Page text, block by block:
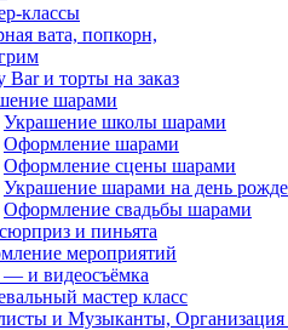
классы
вата, попкорн,
Bar и торты на заказ
шарами
Украшение школы шарами
Оформление шарами
Оформление сцены шарами
Украшение шарами на день
Оформление свадьбы шарами
и пиньята
мероприятий
и видеосъёмка
мастер класс
и Музыканты, Организация